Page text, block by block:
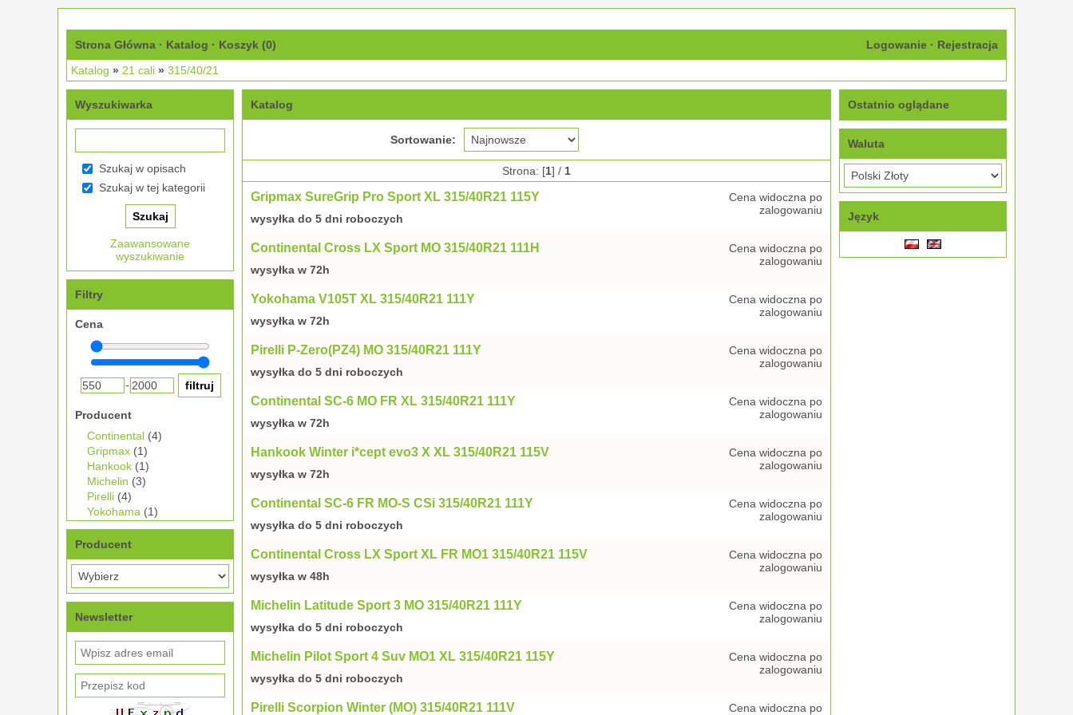
Strona Główna · Katalog · Koszyk (0) Logowanie · Rejestracja
Katalog » 21 cali » 315/40/21
Wyszukiwarka
Szukaj w opisach
Szukaj w tej kategorii
Zaawansowane
wyszukiwanie
Filtry
Cena
-
Producent
Continental (4)
Gripmax (1)
Hankook (1)
Michelin (3)
Pirelli (4)
Yokohama (1)
Producent
Newsletter
Katalog
Sortowanie:
Strona: [1] / 1
Gripmax SureGrip Pro Sport XL 315/40R21 115Y
wysyłka do 5 dni roboczych
Cena widoczna po
zalogowaniu
Continental Cross LX Sport MO 315/40R21 111H
wysyłka w 72h
Cena widoczna po
zalogowaniu
Yokohama V105T XL 315/40R21 111Y
wysyłka w 72h
Cena widoczna po
zalogowaniu
Pirelli P-Zero(PZ4) MO 315/40R21 111Y
wysyłka do 5 dni roboczych
Cena widoczna po
zalogowaniu
Continental SC-6 MO FR XL 315/40R21 111Y
wysyłka w 72h
Cena widoczna po
zalogowaniu
Hankook Winter i*cept evo3 X XL 315/40R21 115V
wysyłka w 72h
Cena widoczna po
zalogowaniu
Continental SC-6 FR MO-S CSi 315/40R21 111Y
wysyłka do 5 dni roboczych
Cena widoczna po
zalogowaniu
Continental Cross LX Sport XL FR MO1 315/40R21 115V
wysyłka w 48h
Cena widoczna po
zalogowaniu
Michelin Latitude Sport 3 MO 315/40R21 111Y
wysyłka do 5 dni roboczych
Cena widoczna po
zalogowaniu
Michelin Pilot Sport 4 Suv MO1 XL 315/40R21 115Y
wysyłka do 5 dni roboczych
Cena widoczna po
zalogowaniu
Pirelli Scorpion Winter (MO) 315/40R21 111V
Cena widoczna po
Ostatnio oglądane
Waluta
Język